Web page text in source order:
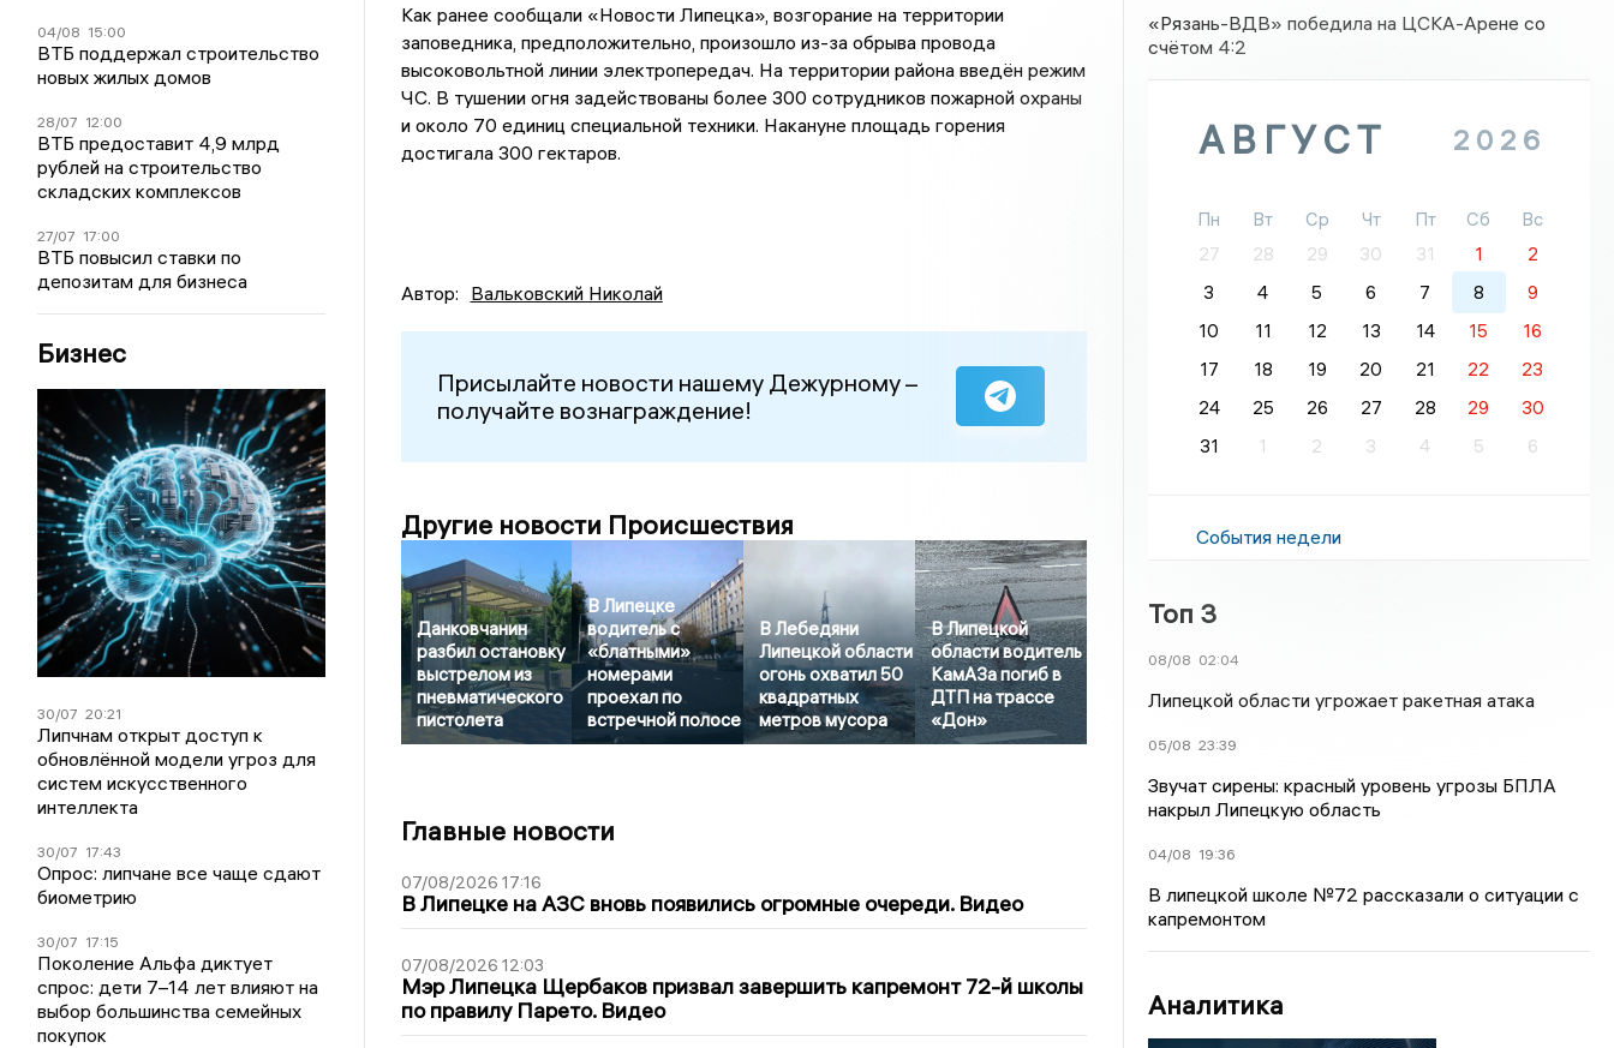
04/08 15:00
ВТБ поддержал строительство
новых жилых домов
28/07 12:00
ВТБ предоставит 4,9 млрд
рублей на строительство
складских комплексов
27/07 17:00
ВТБ повысил ставки по
депозитам для бизнеса
Бизнес
30/07 20:21
Липчнам открыт доступ к
обновлённой модели угроз для
систем искусственного
интеллекта
30/07 17:43
Опрос: липчане все чаще сдают
биометрию
30/07 17:15
Поколение Альфа диктует
спрос: дети 7–14 лет влияют на
выбор большинства семейных
покупок
Как ранее сообщали «Новости Липецка», возгорание на территории
заповедника, предположительно, произошло из-за обрыва провода
высоковольтной линии электропередач. На территории района введён режим
ЧС. В тушении огня задействованы более 300 сотрудников пожарной охраны
и около 70 единиц специальной техники. Накануне площадь горения
достигала 300 гектаров.
Автор: Вальковский Николай
Присылайте новости нашему Дежурному –
получайте вознаграждение!
Другие новости Происшествия
Данковчанин
разбил остановку
выстрелом из
пневматического
пистолета
В Липецке
водитель с
«блатными»
номерами
проехал по
встречной полосе
В Лебедяни
Липецкой области
огонь охватил 50
квадратных
метров мусора
В Липецкой
области водитель
КамАЗа погиб в
ДТП на трассе
«Дон»
Главные новости
07/08/2026 17:16
В Липецке на АЗС вновь появились огромные очереди. Видео
07/08/2026 12:03
Мэр Липецка Щербаков призвал завершить капремонт 72-й школы
по правилу Парето. Видео
«Рязань-ВДВ» победила на ЦСКА-Арене со
счётом 4:2
АВГУСТ 2026
Пн Вт Ср Чт Пт Сб
Вс
27
28 29 30 31 1
2
3
4 5 6 7 8
9
10
11 12 13 14 15
16
17
18 19 20 21 22
23
24
25 26 27 28 29
30
31
1 2 3 4 5 6
События недели
Топ 3
08/08 02:04
Липецкой области угрожает ракетная атака
05/08 23:39
Звучат сирены: красный уровень угрозы БПЛА
накрыл Липецкую область
04/08 19:36
В липецкой школе №72 рассказали о ситуации с
капремонтом
Аналитика